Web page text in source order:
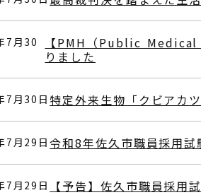
7月30
【PMH（Public Medical
りました
7月30日 特定外来生物「クビアカ
7月29日令和8年佐久市職員採用
7月29日 【予告】佐久市職員採用